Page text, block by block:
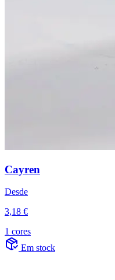
Cayren
Desde
3,18 €
1 cores
Em stock